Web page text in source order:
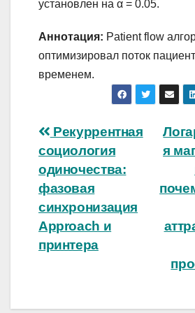
установлен на α = 0.05.
Аннотация: Patient flow
оптимизировал поток
временем.
Навигация
по
записям
я
Рекуррентная
социология
одиночества:
фазовая
синхронизация
Approach и
принтера